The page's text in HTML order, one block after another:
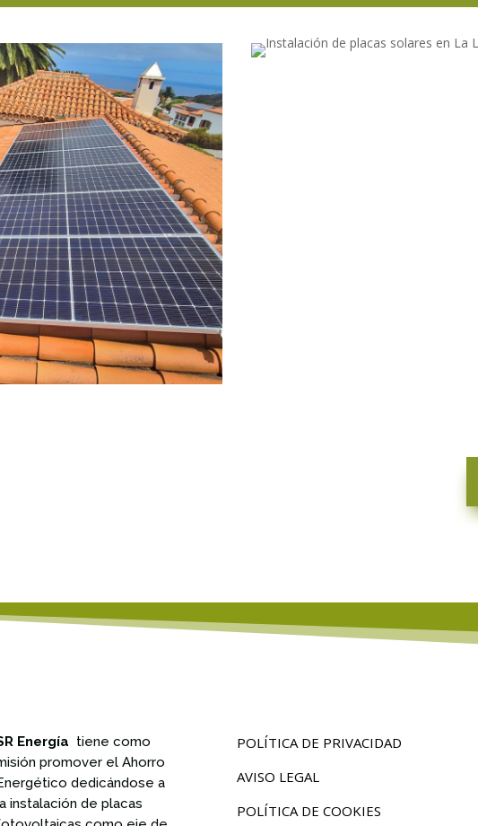
Energía tiene como
promover el Ahorro
dedicándose a
instalación de placas
POLÍTICA DE PRIVACIDAD
AVISO LEGAL
POLÍTICA DE COOKIES